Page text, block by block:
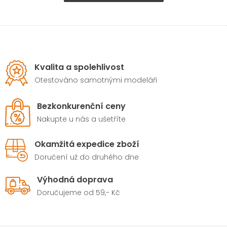
Kvalita a spolehlivost
Otestováno samotnými modeláři
Bezkonkurenční ceny
Nakupte u nás a ušetříte
Okamžitá expedice zboží
Doručení už do druhého dne
Výhodná doprava
Doručujeme od 59,- Kč